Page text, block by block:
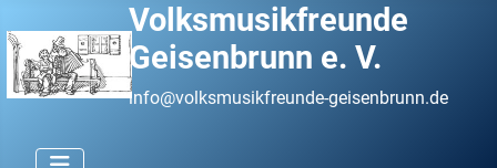
Volksmusikfreunde
Geisenbrunn e. V.
info@volksmusikfreunde-geisenbrunn.de